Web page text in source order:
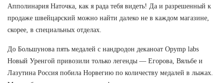
Апполинария Наточка, как я рада тебя видеть! Да и разрешенный к
продаже швейцарский можно найти далеко не в каждом магазине,
скорее, в специальных отделах.
До Большунова пять медалей с нандродон деканоат Opymp labs
Новый Уренгой привозили только легенды — Егорова, Вяльбе и
Лазутина Россия побила Норвегию по количеству медалей в лыжах.